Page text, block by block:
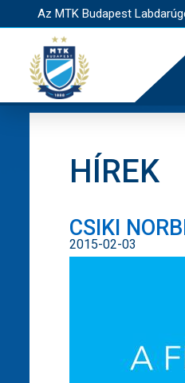
Az MTK Budapest
HÍREK
CSIKI
2015-02-03